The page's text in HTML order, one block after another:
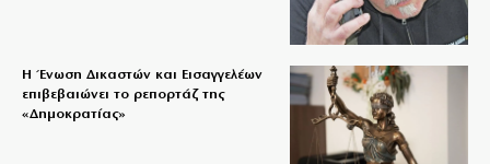
Η Ένωση Δικαστών και Εισαγγελέων
επιβεβαιώνει το ρεπορτάζ της
«Δημοκρατίας»